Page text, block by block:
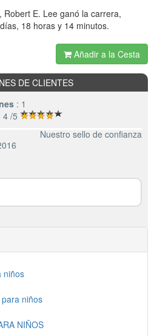
E. Lee ganó la carrera,
18 horas y 14 minutos.
Añadir a la Cesta
DE CLIENTES
: 1
4 /5
Nuestro sello de confianza
niños
niños
NIÑOS